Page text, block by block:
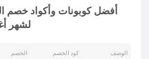
أفضل كوبونات وأكواد خصم
لشهر
الخصم كود الخصم الوصف